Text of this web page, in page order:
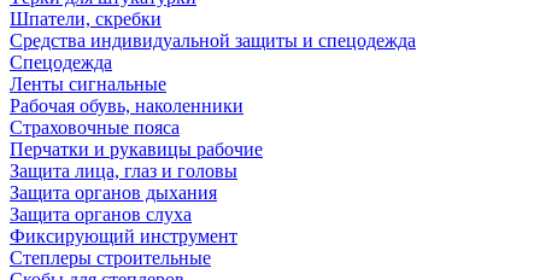
Шпатели, скребки
Средства индивидуальной защиты и спецодежда
Спецодежда
Ленты сигнальные
Рабочая обувь, наколенники
Страховочные пояса
Перчатки и рукавицы рабочие
Защита лица, глаз и головы
Защита органов дыхания
Защита органов слуха
Фиксирующий инструмент
Степлеры строительные